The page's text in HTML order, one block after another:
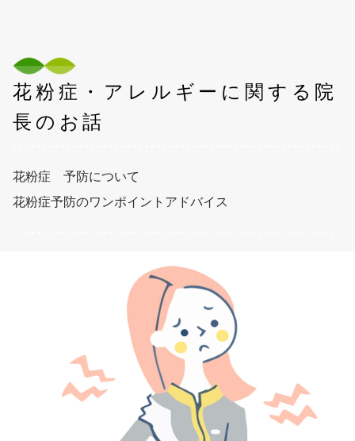
花粉症・アレルギーに関する院
長のお話
花粉症 予防について
花粉症予防のワンポイントアドバイス